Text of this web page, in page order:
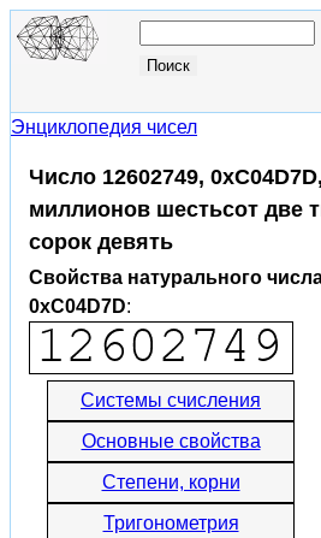
Энциклопедия чисел
Число 12602749,
миллионов шестьсот две
сорок девять
Свойства натурального
0xC04D7D:
Системы счисления
Основные свойства
Степени, корни
Тригонометрия